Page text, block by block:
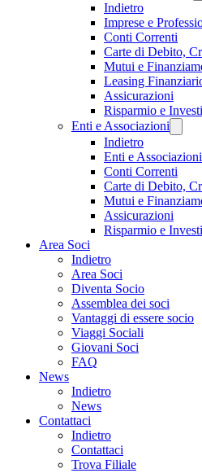
Indietro
Imprese e
Conti Correnti
Carte di Debito,
Mutui e
Leasing
Assicurazioni
Risparmio e
Enti e Associazioni
Indietro
Enti e Associazioni
Conti Correnti
Carte di Debito,
Mutui e
Assicurazioni
Risparmio e
Area Soci
Indietro
Area Soci
Diventa Socio
Assemblea dei soci
Vantaggi di essere socio
Viaggi Sociali
Giovani Soci
FAQ
News
Indietro
News
Contattaci
Indietro
Contattaci
Trova Filiale